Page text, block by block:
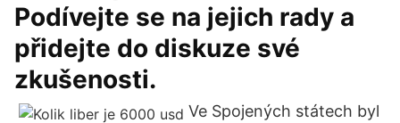
Podívejte se na jejich rady a
přidejte do diskuze své
zkušenosti.
Ve Spojených státech byl